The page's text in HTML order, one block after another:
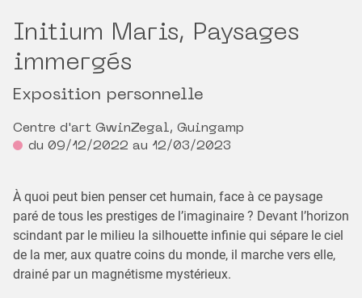
Initium Maris, Paysages
immergés
Exposition personnelle
Centre d'art GwinZegal, Guingamp
du 09/12/2022 au 12/03/2023
À quoi peut bien penser cet humain, face à ce paysage
paré de tous les prestiges de l’imaginaire ? Devant l’horizon
scindant par le milieu la silhouette infinie qui sépare le ciel
de la mer, aux quatre coins du monde, il marche vers elle,
drainé par un magnétisme mystérieux.